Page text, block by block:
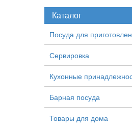
Каталог
Посуда для
Сервировка
Кухонные
Барная посуда
Товары для дома